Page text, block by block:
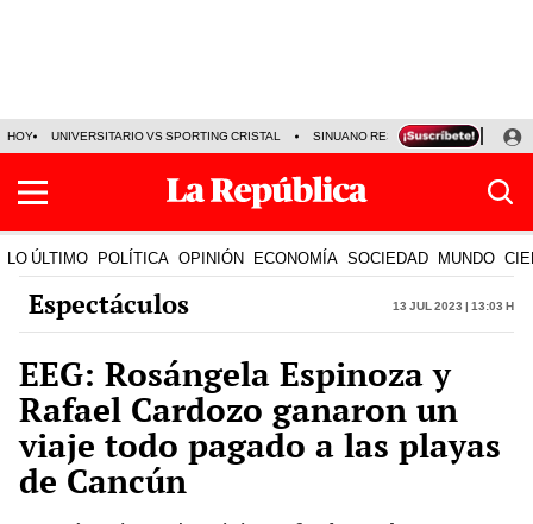
HOY UNIVERSITARIO VS SPORTING CRISTAL SINUANO RESULTADOS HOY
LO ÚLTIMO POLÍTICA OPINIÓN ECONOMÍA SOCIEDAD MUNDO
Espectáculos 13 Jul 2023 | 13:03 h
EEG: Rosángela Espinoza y
Rafael Cardozo ganaron un
viaje todo pagado a las playas
de Cancún